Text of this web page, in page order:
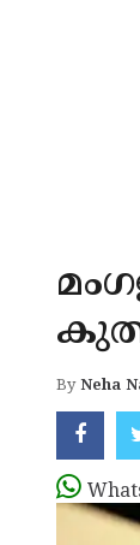
ByNeha